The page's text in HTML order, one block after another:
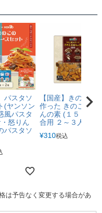
スタソ
(ヤンソン
風パスタ
怒りん
パスタソ
【国産】きのこ屋
作った きのこ ごは
んの素 (１５０g ２
合用 ２～３人前)
¥310税込
は予告なく変更する場合があ